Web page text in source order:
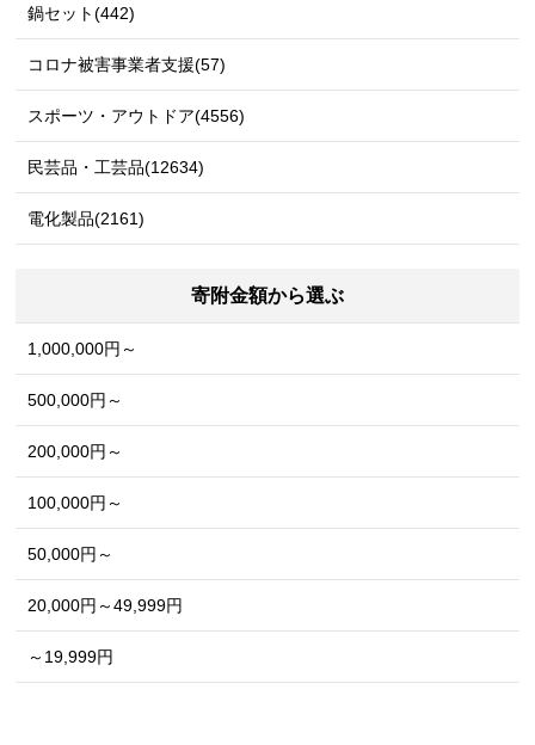
鍋セット(442)
コロナ被害事業者支援(57)
スポーツ・アウトドア(4556)
民芸品・工芸品(12634)
電化製品(2161)
寄附金額から選ぶ
1,000,000円～
500,000円～
200,000円～
100,000円～
50,000円～
20,000円～49,999円
～19,999円